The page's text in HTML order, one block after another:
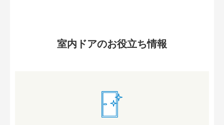
室内ドアのお役立ち情報